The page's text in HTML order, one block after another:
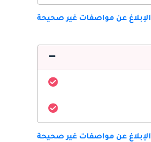
الإبلاغ عن مواصفات غير صحيحة
الإبلاغ عن مواصفات غير صحيحة